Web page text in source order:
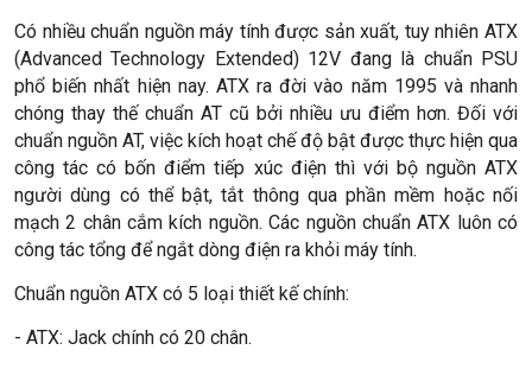
Có nhiều chuẩn nguồn máy tính được sản xuất, tuy nhiên ATX
(Advanced Technology Extended) 12V đang là chuẩn PSU
phổ biến nhất hiện nay. ATX ra đời vào năm 1995 và nhanh
chóng thay thế chuẩn AT cũ bởi nhiều ưu điểm hơn. Đối với
chuẩn nguồn AT, việc kích hoạt chế độ bật được thực hiện qua
công tác có bốn điểm tiếp xúc điện thì với bộ nguồn ATX
người dùng có thể bật, tắt thông qua phần mềm hoặc nối
mạch 2 chân cắm kích nguồn. Các nguồn chuẩn ATX luôn có
công tác tổng để ngắt dòng điện ra khỏi máy tính.
Chuẩn nguồn ATX có 5 loại thiết kế chính:
- ATX: Jack chính có 20 chân.